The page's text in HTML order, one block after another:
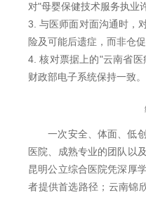
对"母婴保健技术服务执业
3. 与医师面对面沟通时，
险及可能后遗症，而非仓
4. 核对票据上的"云南省
财政部电子系统保持一致。
一次安全、体面、低
医院、成熟专业的团队以
昆明公立综合医院凭深厚
者提供首选路径；云南锦